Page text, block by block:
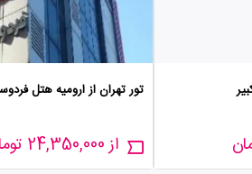
تور تهران از ارومیه هتل
از 24,350,000 تومان